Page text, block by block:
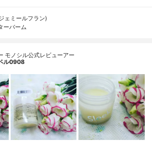
ェミールフラン)
ーバーム
モノシル公式レビューアー
ル0908